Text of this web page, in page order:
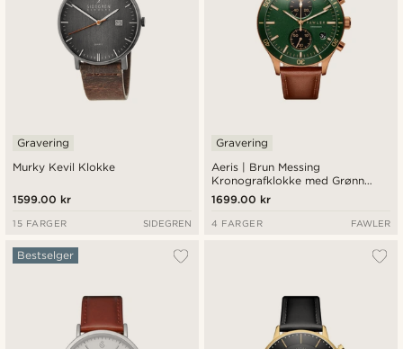
Murky Kevil Klokke
Gravering
1599.00 kr
15 FARGER SIDEGREN
Aeris | Brun Messing
Kronografklokke med Grønn
Urskive
Gravering
1699.00 kr
4 FARGER FAWLER
Bestselger